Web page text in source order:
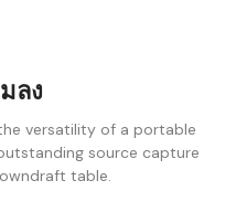
ลง
versatility of a portable
source capture
table.